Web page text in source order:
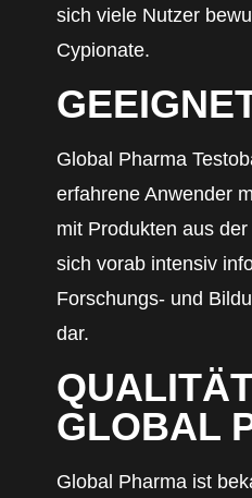
sich viele Nutzer
Cypionate.
Global Pharma
erfahrene Anwender
mit Produkten aus
sich vorab intensiv
Forschungs- und
dar.
GLOBAL
Global Pharma ist